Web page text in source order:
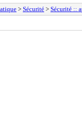
> Sécurité > Sécurité ::